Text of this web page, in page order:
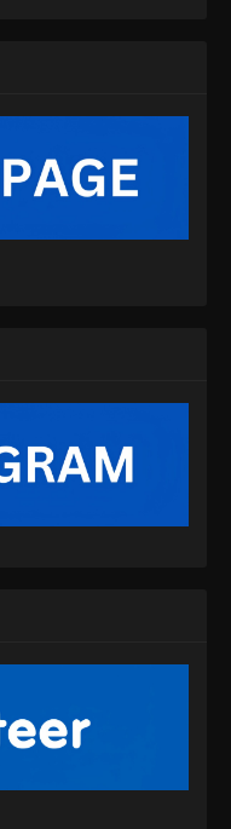
Indonesia - Juli 16, 2024
God Grave Episode
God Grave Episode
God Grave Episode
Ancient God Grave